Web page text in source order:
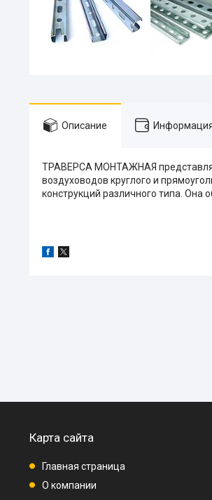
Описание
ТРАВЕРСА МОНТАЖНАЯ
воздуховодов круглого и
конструкций различного типа. Она
Карта сайта
Главная страница
О компании